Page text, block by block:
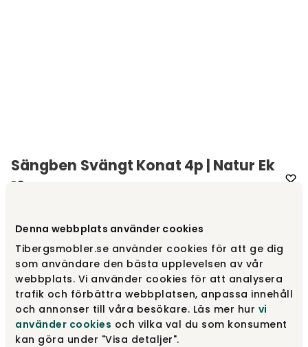
Denna webbplats använder cookies
Tibergsmobler.se använder cookies för att ge dig
som användare den bästa upplevelsen av vår
webbplats. Vi använder cookies för att analysera
trafik och förbättra webbplatsen, anpassa innehåll
och annonser till våra besökare. Läs mer hur vi
använder cookies och vilka val du som konsument
kan göra under "Visa detaljer".
Sängben Svängt Konat 4p | Natur Ek
12 cm
Välj utförandeSvängt konat | Natur ek, 12 cm
Svängt konat | Natur ek, 12 cm 585 kr